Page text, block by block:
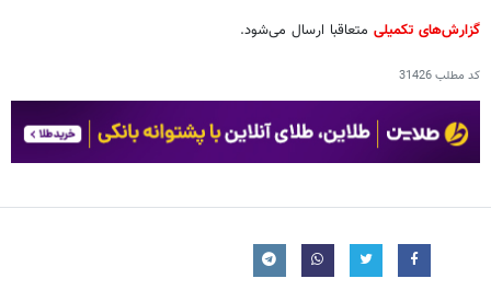
گزارش‌های تکمیلی متعاقبا ارسال می‌شود.
کد مطلب31426